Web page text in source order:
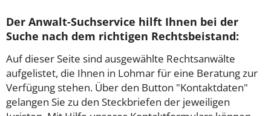
Der Anwalt-Suchservice hilft Ihnen bei der
Suche nach dem richtigen Rechtsbeistand:
Auf dieser Seite sind ausgewählte Rechtsanwälte
aufgelistet, die Ihnen in Lohmar für eine Beratung zur
Verfügung stehen. Über den Button "Kontaktdaten"
gelangen Sie zu den Steckbriefen der jeweiligen